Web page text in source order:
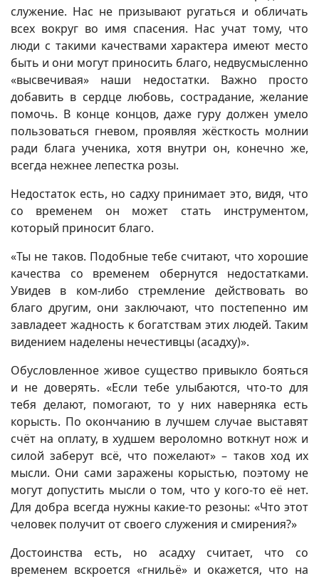
служение. Нас не призывают ругаться и обличать
всех вокруг во имя спасения. Нас учат тому, что
люди с такими качествами характера имеют место
быть и они могут приносить благо, недвусмысленно
«высвечивая» наши недостатки. Важно просто
добавить в сердце любовь, сострадание, желание
помочь. В конце концов, даже гуру должен умело
пользоваться гневом, проявляя жёсткость молнии
ради блага ученика, хотя внутри он, конечно же,
всегда нежнее лепестка розы.
Недостаток есть, но садху принимает это, видя, что
со временем он может стать инструментом,
который приносит благо.
«Ты не таков. Подобные тебе считают, что хорошие
качества со временем обернутся недостатками.
Увидев в ком-либо стремление действовать во
благо другим, они заключают, что постепенно им
завладеет жадность к богатствам этих людей. Таким
видением наделены нечестивцы (асадху)».
Обусловленное живое существо привыкло бояться
и не доверять. «Если тебе улыбаются, что-то для
тебя делают, помогают, то у них наверняка есть
корысть. По окончанию в лучшем случае выставят
счёт на оплату, в худшем вероломно воткнут нож и
силой заберут всё, что пожелают» – таков ход их
мысли. Они сами заражены корыстью, поэтому не
могут допустить мысли о том, что у кого-то её нет.
Для добра всегда нужны какие-то резоны: «Что этот
человек получит от своего служения и смирения?»
Достоинства есть, но асадху считает, что со
временем вскроется «гнильё» и окажется, что на